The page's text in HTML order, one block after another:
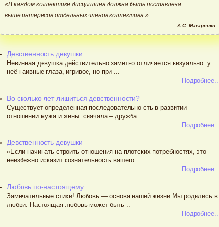
«В каждом коллективе дисциплина должна быть поставлена
выше интересов отдельных членов коллектива.»
А.С. Макаренко
Девственность девушки
Невинная девушка действительно заметно отличается визуально: у
неё наивные глаза, игривое, но при ...
Во сколько лет лишиться девственности?
Существует определенная последовательно сть в развитии
отношений мужа и жены: сначала – дружба ...
Девственность девушки
«Если начинать строить отношения на плотских потребностях, это
неизбежно исказит сознательность вашего ...
Любовь по-настоящему
Замечательные стихи! Любовь — основа нашей жизни.Мы родились в
любви. Настоящая любовь может быть ...